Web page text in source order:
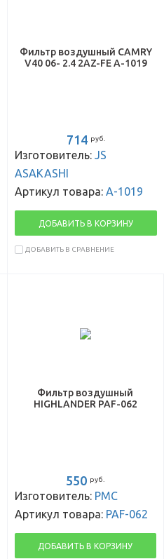
Фильтр воздушный CAMRY
V40 06- 2.4 2AZ-FE A-1019
714 руб.
Изготовитель: JS
ASAKASHI
Артикул товара: A-1019
ДОБАВИТЬ В КОРЗИНУ
ДОБАВИТЬ В СРАВНЕНИЕ
Фильтр воздушный
HIGHLANDER PAF-062
550 руб.
Изготовитель: PMC
Артикул товара: PAF-062
ДОБАВИТЬ В КОРЗИНУ